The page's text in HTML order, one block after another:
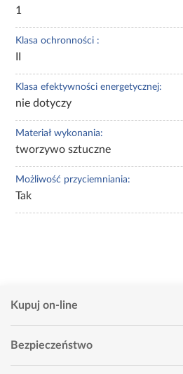
1
Klasa ochronności :
Klasa efektywności energetycznej:
nie dotyczy
Materiał wykonania:
tworzywo sztuczne
Możliwość przyciemniania:
Tak
Kupuj on-line
Bezpieczeństwo